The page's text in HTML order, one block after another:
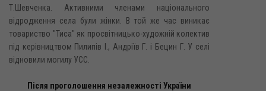
Т.Шевченка. Активними членами національного
відродження села були жінки. В той же час виникає
товариство "Тиса" як просвітницько-художній колектив
під керівництвом Пилипів І., Андріїв Г. і Бецин Г. У селі
відновили могилу УСС.
Після проголошення незалежності України